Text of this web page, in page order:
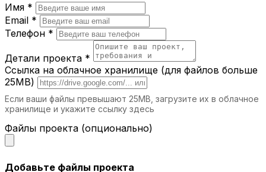
современной стойки.
Отели.Первое впечатление гостей
начинается с ресепшн, и наша мебель
помогает создать атмосферу
гостеприимства.
Салоны красоты и спа.Уникальный
дизайн стойки подчеркнет элитность
вашего заведения.
Торговые центры.Функциональные и
привлекательные стойки-ресепшн
идеально подходят для информационных
для регистрации посетителей и создания
Имя *
Email *
Телефон *
Детали проекта *
Ссылка на облачное хранилище (для файлов больше
25MB)
Если ваши файлы превышают 25MB, загрузите их в облачное
хранилище и укажите ссылку здесь
Файлы проекта (опционально)
Добавьте файлы проекта